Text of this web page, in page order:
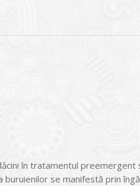
în tratamentul preemergent
buruienilor se manifestă prin